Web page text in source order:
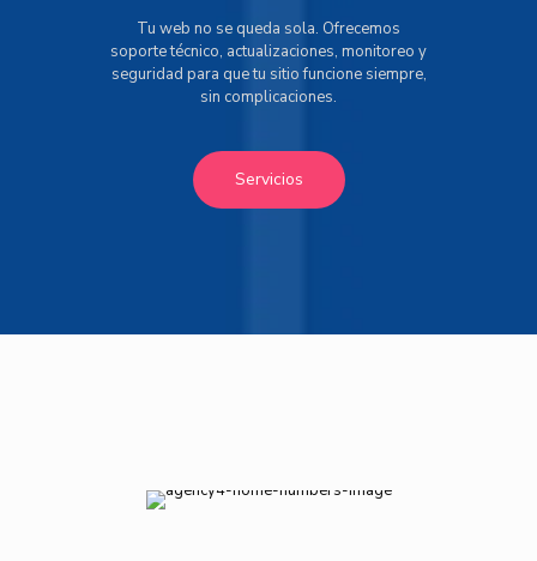
Tu web no se queda sola. Ofrecemos
soporte técnico, actualizaciones, monitoreo y
seguridad para que tu sitio funcione siempre,
sin complicaciones.
Servicios